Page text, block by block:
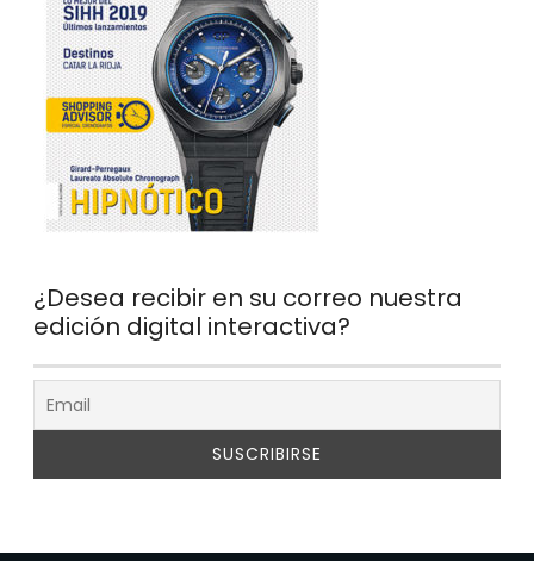
¿Desea recibir en su correo nuestra
edición digital interactiva?